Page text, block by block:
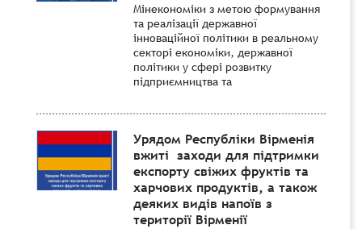
Мінекономіки з метою формування
та реалізації державної
інноваційної політики в реальному
секторі економіки, державної
політики у сфері розвитку
підприємництва та
Урядом Республіки Вірменія
вжиті заходи для підтримки
експорту свіжих фруктів та
харчових продуктів, а також
деяких видів напоїв з
території Вірменії